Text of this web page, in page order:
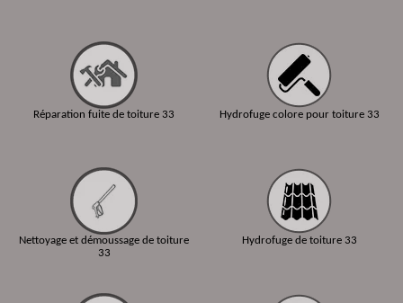
Réparation fuite de toiture 33
Nettoyage et démoussage de toiture
33
Hydrofuge colore pour toiture 33
Hydrofuge de toiture 33